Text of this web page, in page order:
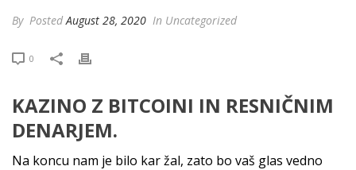
By PostedAugust 28, 2020 In Uncategorized
0
KAZINO Z BITCOINI IN RESNIČNIM
DENARJEM.
Na koncu nam je bilo kar žal, zato bo vaš glas vedno